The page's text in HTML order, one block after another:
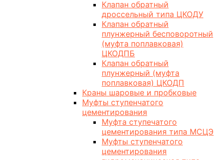
Клапан обратный
дроссельный типа ЦКОДУ
Клапан обратный
плунжерный бесповоротный
(муфта поплавковая)
ЦКОДПБ
Клапан обратный
плунжерный (муфта
поплавковая) ЦКОДП
Краны шаровые и пробковые
Муфты ступенчатого
цементирования
Муфта ступечатого
цементирования типа МСЦЭ
Муфты ступенчатого
цементирования